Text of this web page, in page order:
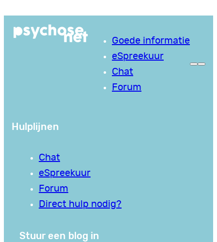
naar
Goede informatie
eSpreekuur
Chat
Forum
Hulplijnen
Chat
eSpreekuur
Forum
Direct hulp nodig?
Stuur een blog in